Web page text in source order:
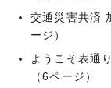
交通災害共済
ージ）
ようこそ表通
（6ページ）